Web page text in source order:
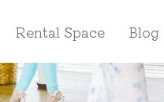
Rental Space Blog